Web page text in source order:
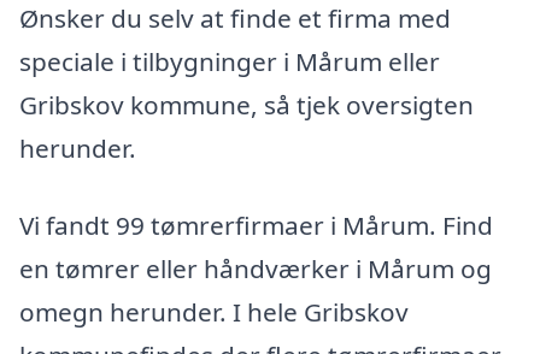
Ønsker du selv at finde et firma med
speciale i tilbygninger i Mårum eller
Gribskov kommune, så tjek oversigten
herunder.
Vi fandt 99 tømrerfirmaer i Mårum. Find
en tømrer eller håndværker i Mårum og
omegn herunder. I hele Gribskov